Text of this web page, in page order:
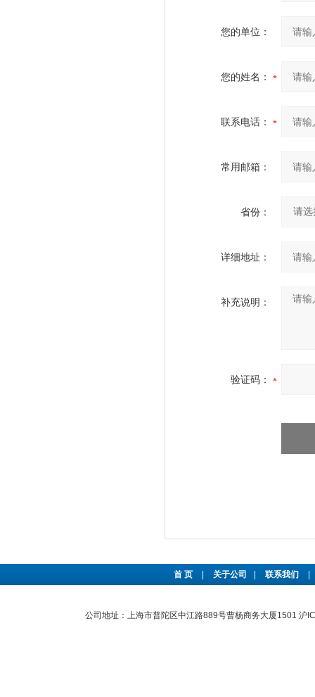
您的单位：
您的姓名：
联系电话：
常用邮箱：
省份：
详细地址：
补充说明：
验证码：
首 页 关于公司 联系我们
公司地址：上海市普陀区中江路889号曹杨商务大厦1501沪